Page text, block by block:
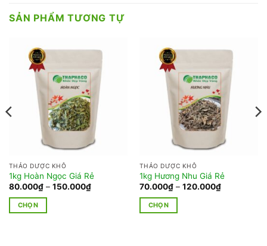
SẢN PHẨM TƯƠNG TỰ
THẢO DƯỢC KHÔ
1kg Hoàn Ngọc Giá Rẻ
80.000₫ – 150.000₫Khoảng
giá:
CHỌN
THẢO DƯỢC KHÔ
1kg Hương Nhu Giá Rẻ
70.000₫ – 120.000₫Khoảng
giá:
CHỌN